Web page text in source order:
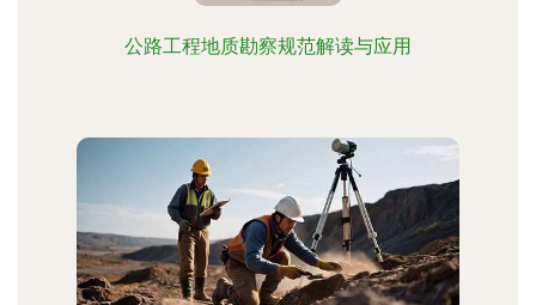
公路工程地质勘察规范解读与应用